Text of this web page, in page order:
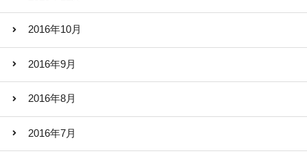
2016年10月
2016年9月
2016年8月
2016年7月